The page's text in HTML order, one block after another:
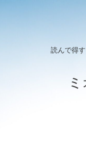
読んで得